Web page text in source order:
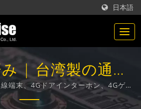
日本語
| 台湾製の通信
カー | Gainwise
端末、4Gドアインターホン、4Gゲー
知器の設計、開発、製造に特化したメ